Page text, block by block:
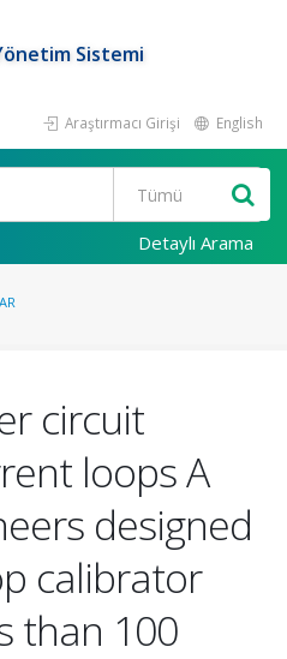
Sistemi
Araştırmacı Girişi English
Detaylı Arama
circuit
loops A
designed
calibrator
than 100